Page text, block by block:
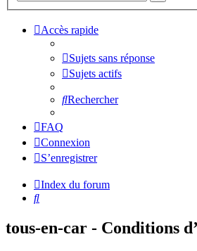
Accès rapide
Sujets sans réponse
Sujets actifs
Rechercher
FAQ
Connexion
S’enregistrer
Index du forum
Rechercher
tous-en-car - Conditions